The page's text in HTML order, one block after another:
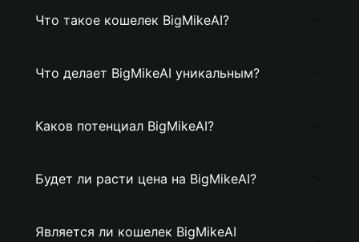
Что такое кошелек BigMikeAI?
Что делает BigMikeAI уникальным?
Каков потенциал BigMikeAI?
Будет ли расти цена на BigMikeAI?
Является ли кошелек BigMikeAI